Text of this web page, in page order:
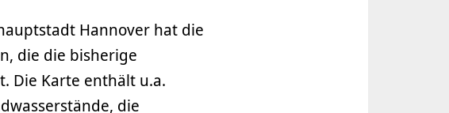
Hannover hat die
die die bisherige
Die Karte enthält u.a.
die